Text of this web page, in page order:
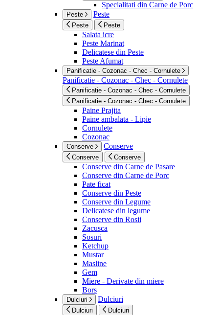
Specialitati din Carne de Porc
Peste Peste
Peste Peste
Salata icre
Peste Marinat
Delicatese din Peste
Peste Afumat
Panificatie - Cozonac - Chec - Cornulete
Panificatie - Cozonac - Chec - Cornulete
Panificatie - Cozonac - Chec - Cornulete
Panificatie - Cozonac - Chec - Cornulete
Paine Prajita
Paine ambalata - Lipie
Cornulete
Cozonac
Conserve Conserve
Conserve Conserve
Conserve din Carne de Pasare
Conserve din Carne de Porc
Pate ficat
Conserve din Peste
Conserve din Legume
Delicatese din legume
Conserve din Rosii
Zacusca
Sosuri
Ketchup
Mustar
Masline
Gem
Miere - Derivate din miere
Bors
Dulciuri Dulciuri
Dulciuri Dulciuri